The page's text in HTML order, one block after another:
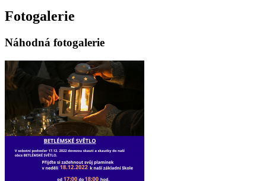
Fotogalerie
Náhodná fotogalerie